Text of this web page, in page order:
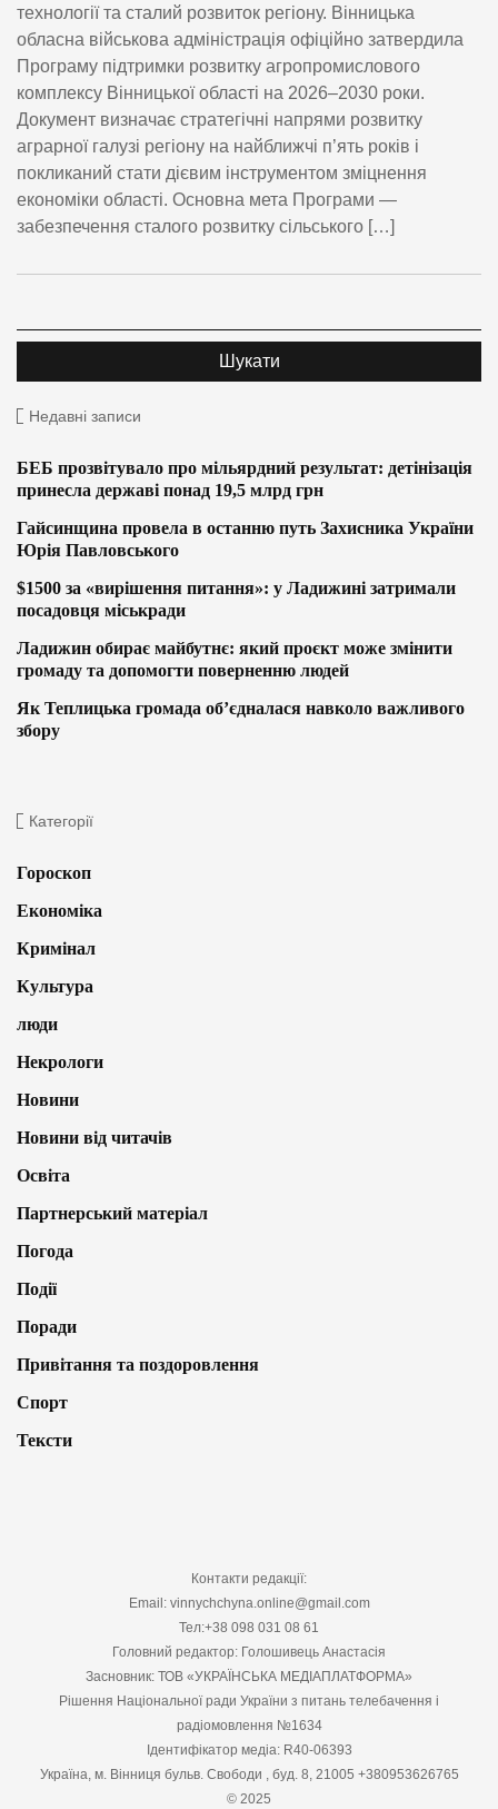
технології та сталий розвиток регіону. Вінницька
обласна військова адміністрація офіційно затвердила
Програму підтримки розвитку агропромислового
комплексу Вінницької області на 2026–2030 роки.
Документ визначає стратегічні напрями розвитку
аграрної галузі регіону на найближчі п’ять років і
покликаний стати дієвим інструментом зміцнення
економіки області. Основна мета Програми —
забезпечення сталого розвитку сільського […]
Недавні записи
БЕБ прозвітувало про мільярдний результат: детінізація
принесла державі понад 19,5 млрд грн
Гайсинщина провела в останню путь Захисника України
Юрія Павловського
$1500 за «вирішення питання»: у Ладижині затримали
посадовця міськради
Ладижин обирає майбутнє: який проєкт може змінити
громаду та допомогти поверненню людей
Як Теплицька громада об’єдналася навколо важливого
збору
Категорії
Гороскоп
Економіка
Кримінал
Культура
люди
Некрологи
Новини
Новини від читачів
Освіта
Партнерський матеріал
Погода
Події
Поради
Привітання та поздоровлення
Спорт
Тексти
Контакти редакції:
Email: vinnychchyna.online@gmail.com
Тел:+38 098 031 08 61
Головний редактор: Голошивець Анастасія
Засновник: ТОВ «УКРАЇНСЬКА МЕДІАПЛАТФОРМА»
Рішення Національної ради України з питань телебачення і
радіомовлення №1634
Ідентифікатор медіа: R40-06393
Україна, м. Вінниця бульв. Свободи , буд. 8, 21005 +380953626765
© 2025